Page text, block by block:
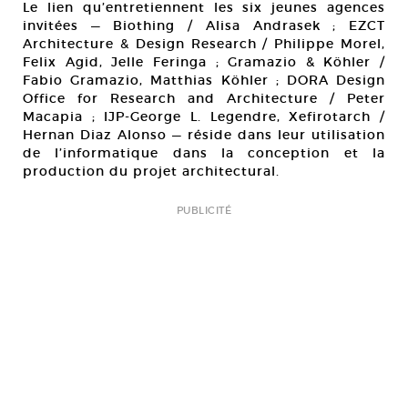
Le lien qu’entretiennent les six jeunes agences
invitées — Biothing / Alisa Andrasek ; EZCT
Architecture & Design Research / Philippe Morel,
Felix Agid, Jelle Feringa ; Gramazio & Köhler /
Fabio Gramazio, Matthias Köhler ; DORA Design
Office for Research and Architecture / Peter
Macapia ; IJP-George L. Legendre, Xefirotarch /
Hernan Diaz Alonso — réside dans leur utilisation
de l’informatique dans la conception et la
production du projet architectural.
PUBLICITÉ